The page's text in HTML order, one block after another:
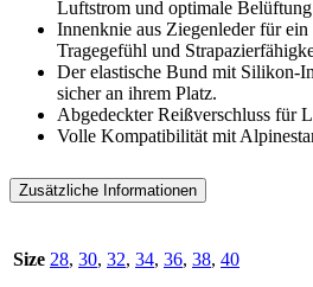
Luftstrom und optimale
Innenknie aus Ziegenleder für ein
Tragegefühl und
Der elastische Bund mit Silikon-
sicher an ihrem Platz.
Abgedeckter Reißverschluss für
Volle Kompatibilität mit
Zusätzliche Informationen
Size 28, 30, 32, 34, 36, 38, 40